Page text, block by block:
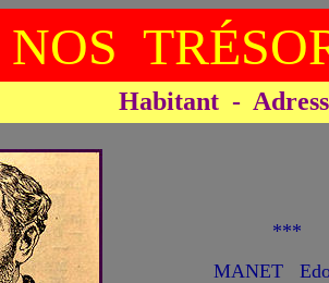
NOS
Habitant -
MANET